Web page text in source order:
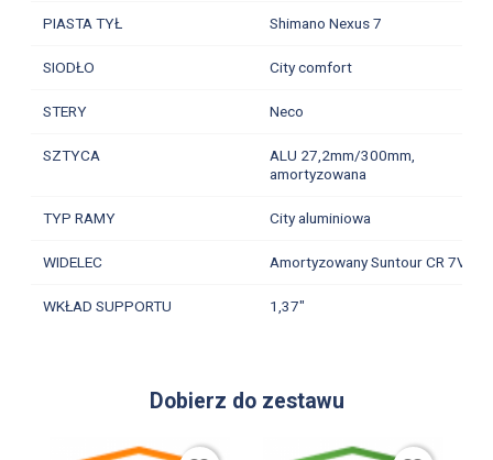
PIASTA TYŁ Shimano Nexus 7
SIODŁO City comfort
STERY Neco
SZTYCA
ALU 27,2mm/300mm,
amortyzowana
TYP RAMY City aluminiowa
WIDELEC Amortyzowany Suntour CR 7V
WKŁAD SUPPORTU 1,37"
Dobierz do zestawu